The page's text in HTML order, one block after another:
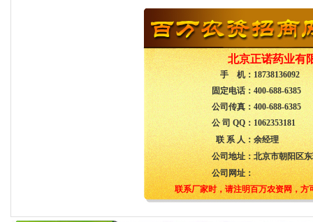
北京正诺药业有
手 机：18738136092
固定电话： 400-688-6385
公司传真： 400-688-6385
公 司 QQ： 1062353181
联 系 人：余经理
公司地址：北京市朝阳区
公司网址：
联系厂家时，请注明百万农资网，方